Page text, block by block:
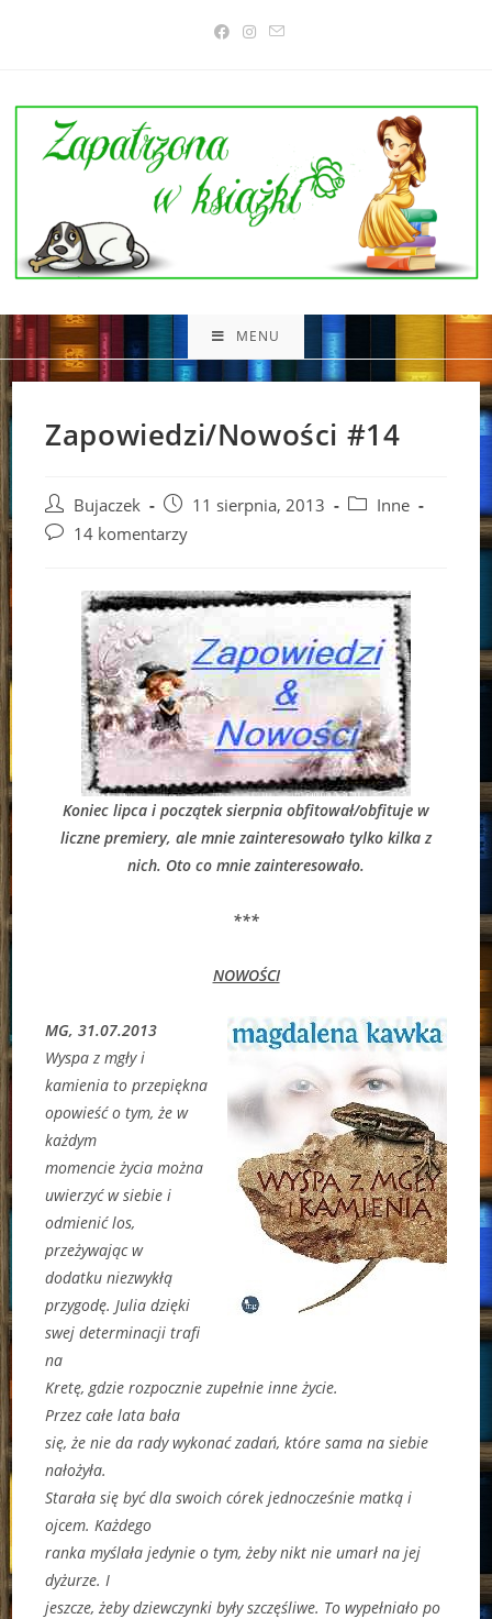
MENU
Zapowiedzi/Nowości #14
Post
author:
Bujaczek
Post
published:
11 sierpnia, 2013
PostInne
Post14 komentarzy
Koniec lipca i początek sierpnia obfitował/obfituje w
liczne premiery, ale mnie zainteresowało tylko kilka z
nich. Oto co mnie zainteresowało.
***
NOWOŚCI
MG, 31.07.2013
Wyspa z mgły i
kamienia to przepiękna
opowieść o tym, że w
każdym
momencie życia można
uwierzyć w siebie i
odmienić los,
przeżywając w
dodatku niezwykłą
przygodę. Julia dzięki
swej determinacji trafi
na
Kretę, gdzie rozpocznie zupełnie inne życie.
Przez całe lata bała
się, że nie da rady wykonać zadań, które sama na siebie
nałożyła.
Starała się być dla swoich córek jednocześnie matką i
ojcem. Każdego
ranka myślała jedynie o tym, żeby nikt nie umarł na jej
dyżurze. I
jeszcze, żeby dziewczynki były szczęśliwe. To wypełniało po